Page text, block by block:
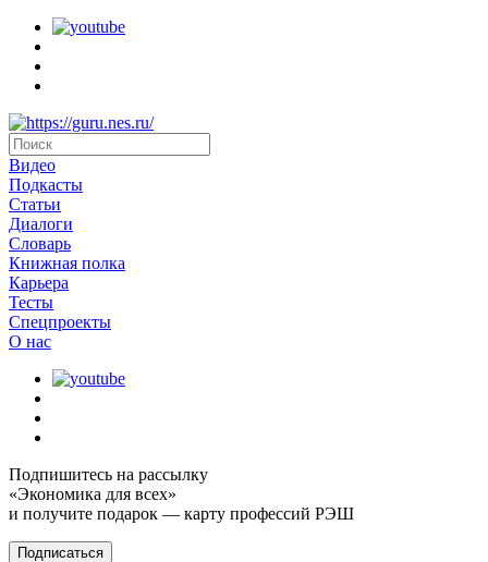
Видео
Подкасты
Статьи
Диалоги
Словарь
Книжная полка
Карьера
Тесты
Спецпроекты
О наc
Подпишитесь на рассылку
«Экономика для всех»
и получите подарок — карту профессий РЭШ
Подписаться